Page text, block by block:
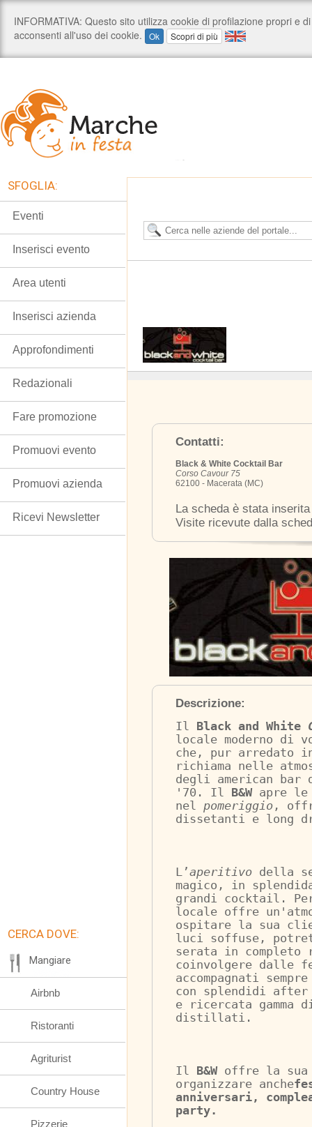
Contatti:
Black & White Cocktail Bar
Corso Cavour 75
62100 - Macerata (MC)
La scheda è stata
Visite ricevute dalla
Descrizione:
Il Black and White
locale moderno di
che, pur arredato
richiama nelle
degli american
'70. Il B&W apre le
nel pomeriggio ,
dissetanti e long
L’aperitivo della
magico, in
grandi cocktail.
locale offre
ospitare la sua
luci soffuse,
serata in
coinvolgere dalle
accompagnati
con splendidi after
e ricercata
distillati.
Il B&W offre la
organizzare anche
anniversari,
party.
SFOGLIA:
Eventi
Inserisci evento
Area utenti
Inserisci azienda
Approfondimenti
Redazionali
Fare promozione
Promuovi evento
Promuovi azienda
Ricevi Newsletter
CERCA DOVE:
Mangiare
Airbnb
Ristoranti
Agriturist
Country House
Pizzerie